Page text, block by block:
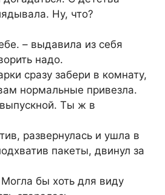
Ну, что?
– выдавила из себя
надо.
сразу забери в комнату,
нормальные привезла.
Ты ж в
развернулась и ушла в
пакеты, двинул за
бы хоть для виду